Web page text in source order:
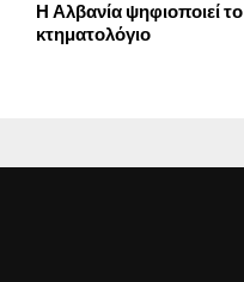
Η Αλβανία ψηφιοποιεί το
κτηματολόγιο